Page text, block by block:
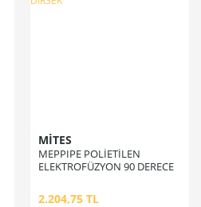
MİTES
MEPPIPE POLİETİLEN
ELEKTROFÜZYON 90 DERECE
2.204,75 TL